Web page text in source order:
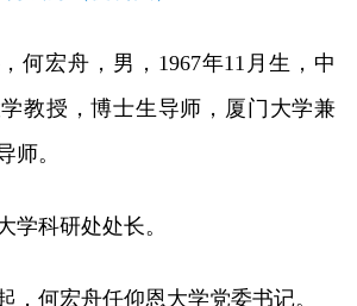
何宏舟，男，1967年11月生，中
教授，博士生导师，厦门大学兼
师。
学科研处处长。
，何宏舟任仰恩大学党委书记。